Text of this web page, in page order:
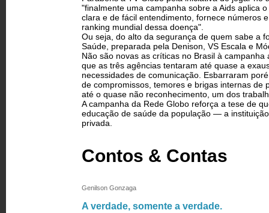
"finalmente uma campanha sobre a Aids aplica
clara e de fácil entendimento, fornece números
ranking mundial dessa doença".
Ou seja, do alto da segurança de quem sabe a
Saúde, preparada pela Denison, VS Escala e
Não são novas as críticas no Brasil à
que as três agências tentaram até quase a
necessidades de comunicação. Esbarraram
de compromissos, temores e brigas internas de
até o quase não reconhecimento, um dos
A campanha da Rede Globo reforça a tese de
educação de saúde da população — a
privada.
Contos & Contas
Genilson Gonzaga
A verdade, somente a verdade.